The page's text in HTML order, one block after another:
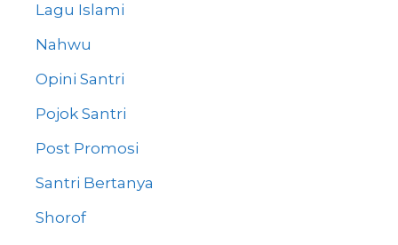
Lagu Islami
Nahwu
Opini Santri
Pojok Santri
Post Promosi
Santri Bertanya
Shorof